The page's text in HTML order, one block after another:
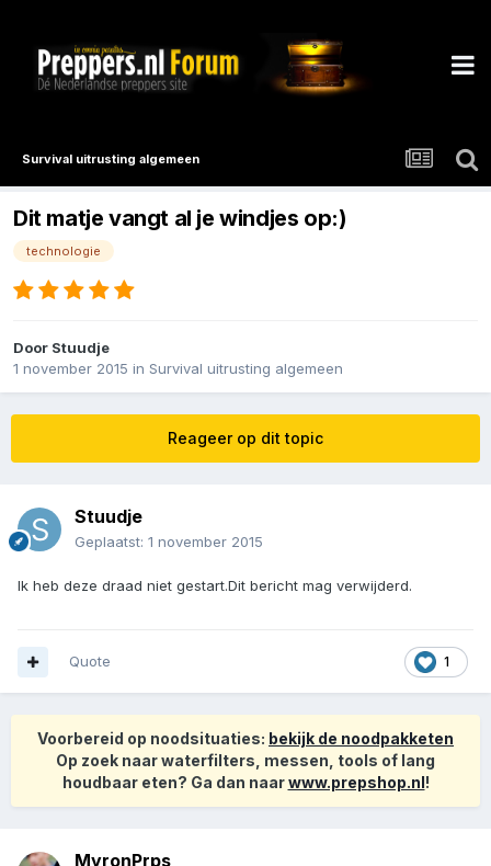
Survival uitrusting algemeen
Dit matje vangt al je windjes op:)
technologie
Door Stuudje
1 november 2015 in Survival uitrusting algemeen
Reageer op dit topic
Stuudje
Geplaatst: 1 november 2015
Ik heb deze draad niet gestart.Dit bericht mag verwijderd.
1
Quote
Voorbereid op noodsituaties: bekijk de noodpakketen
Op zoek naar waterfilters, messen, tools of lang
houdbaar eten? Ga dan naarwww.prepshop.nl!
MyronPrps